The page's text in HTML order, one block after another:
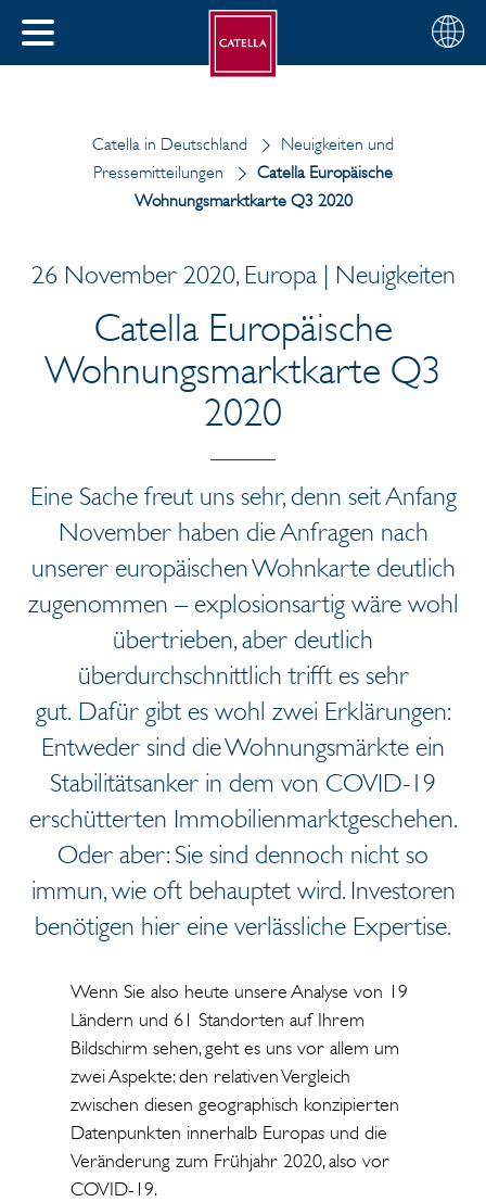
SCHLIESSEN
Wählen
Sie
Deutsch
Catella in Deutschland
Neuigkeiten und
Pressemitteilungen
Catella Europäische
Wohnungsmarktkarte Q3 2020
26 November 2020, Europa | Neuigkeiten
Catella Europäische
Wohnungsmarktkarte Q3
2020
Eine Sache freut uns sehr, denn seit Anfang
November haben die Anfragen nach
unserer europäischen Wohnkarte deutlich
zugenommen – explosionsartig wäre wohl
übertrieben, aber deutlich
überdurchschnittlich trifft es sehr
gut. Dafür gibt es wohl zwei Erklärungen:
Entweder sind die Wohnungsmärkte ein
Stabilitätsanker in dem von COVID-19
erschütterten Immobilienmarktgeschehen.
Oder aber: Sie sind dennoch nicht so
immun, wie oft behauptet wird. Investoren
benötigen hier eine verlässliche Expertise.
Wenn Sie also heute unsere Analyse von 19
Ländern und 61 Standorten auf Ihrem
Bildschirm sehen, geht es uns vor allem um
zwei Aspekte: den relativen Vergleich
zwischen diesen geographisch konzipierten
Datenpunkten innerhalb Europas und die
Veränderung zum Frühjahr 2020, also vor
COVID-19.